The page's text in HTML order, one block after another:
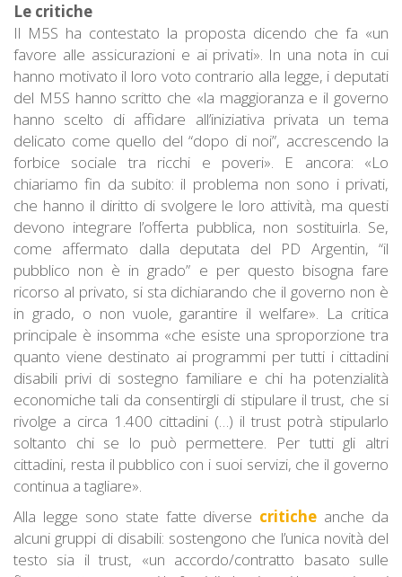
Le critiche
Il M5S ha contestato la proposta dicendo che fa «un
favore alle assicurazioni e ai privati». In una nota in cui
hanno motivato il loro voto contrario alla legge, i deputati
del M5S hanno scritto che «la maggioranza e il governo
hanno scelto di affidare all’iniziativa privata un tema
delicato come quello del “dopo di noi”, accrescendo la
forbice sociale tra ricchi e poveri». E ancora: «Lo
chiariamo fin da subito: il problema non sono i privati,
che hanno il diritto di svolgere le loro attività, ma questi
devono integrare l’offerta pubblica, non sostituirla. Se,
come affermato dalla deputata del PD Argentin, “il
pubblico non è in grado” e per questo bisogna fare
ricorso al privato, si sta dichiarando che il governo non è
in grado, o non vuole, garantire il welfare». La critica
principale è insomma «che esiste una sproporzione tra
quanto viene destinato ai programmi per tutti i cittadini
disabili privi di sostegno familiare e chi ha potenzialità
economiche tali da consentirgli di stipulare il trust, che si
rivolge a circa 1.400 cittadini (…) il trust potrà stipularlo
soltanto chi se lo può permettere. Per tutti gli altri
cittadini, resta il pubblico con i suoi servizi, che il governo
continua a tagliare».
Alla legge sono state fatte diverse critiche anche da
alcuni gruppi di disabili: sostengono che l’unica novità del
testo sia il trust, «un accordo/contratto basato sulle